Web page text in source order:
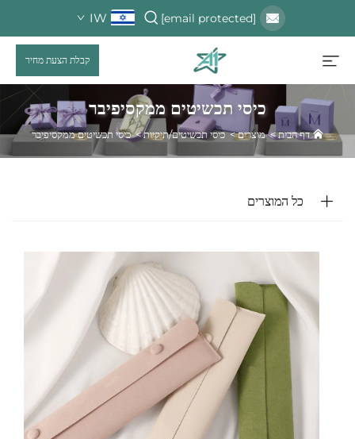
[email protected]
IW
קבלת הצעת מחיר
כיסי תכשיטים ממקסיפיבר
דף הבית>מוצרים>כיסי תכשיטים/תיקיות>כיסי תכשיטים ממקסיפיבר
כל המוצרים